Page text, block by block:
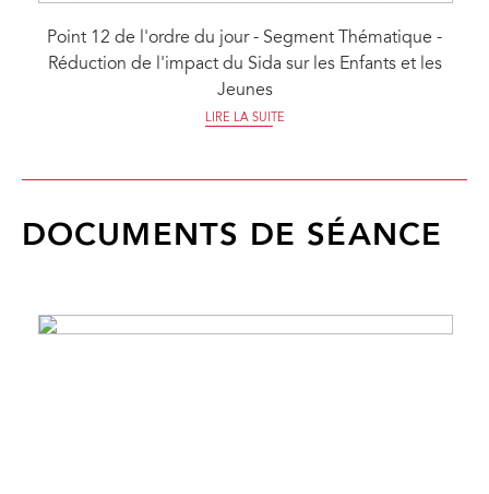
Point 12 de l'ordre du jour - Segment Thématique -
Réduction de l'impact du Sida sur les Enfants et les
Jeunes
LIRE LA SUITE
DOCUMENTS DE SÉANCE